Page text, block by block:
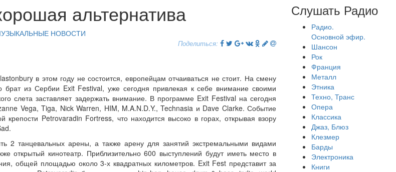
альтернатива
НОВОСТИ
Поделиться:
в этом году не состоится, европейцам отчаиваться не стоит. На смену
брат из Сербии Exit Festival, уже сегодня привлекая к себе внимание своими
слета заставляет задержать внимание. В программе Exit Festival на сегодня
Vega, Tiga, Nick Warren, HIM, M.A.N.D.Y., Technasia и Dave Clarke. Событие
Petrovaradin Fortress, что находится высоко в горах, открывая взору
2 танцевальных арены, а также арену для занятий экстремальными видами
открытый кинотеатр. Приблизительно 600 выступлений будут иметь место в
общей площадью около 3-х квадратных километров. Exit Fest представит за
Слушать Радио
Радио.
Основной эфир.
Шансон
Рок
Франция
Металл
Этника
Техно, Транс
Опера
Классика
Джаз, Блюз
Клезмер
Барды
Электроника
Книги